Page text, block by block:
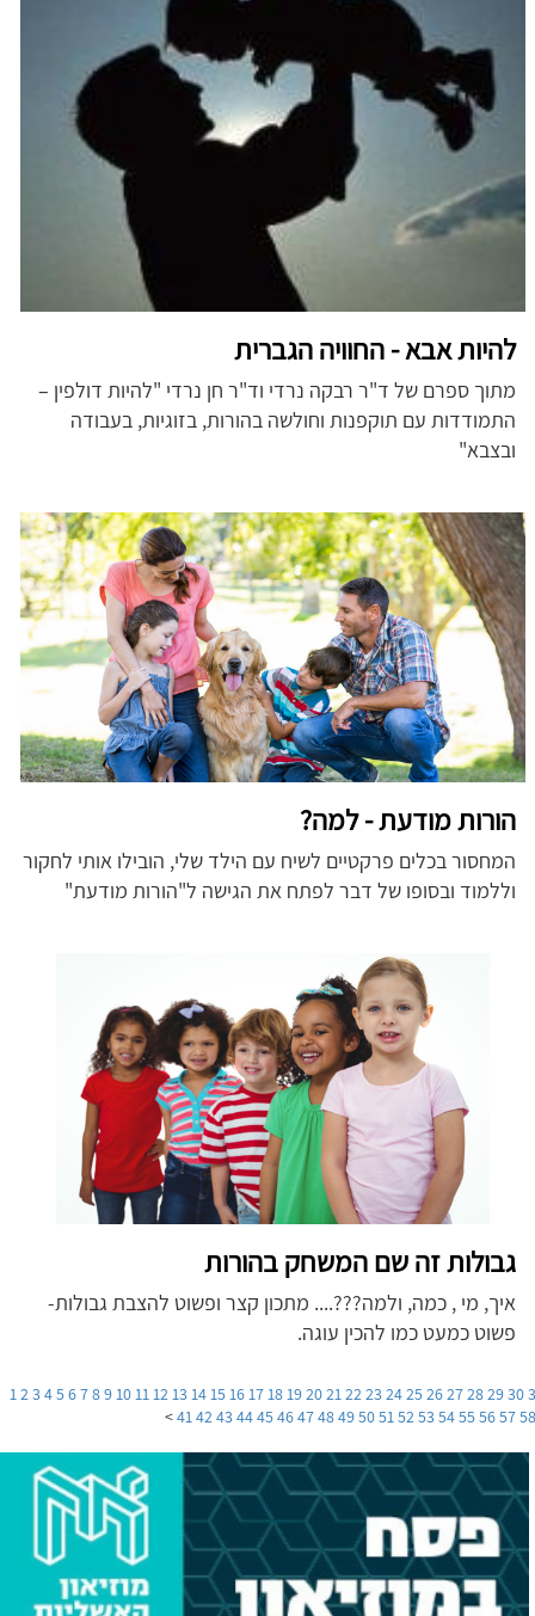
להיות אבא - החוויה הגברית
מתוך ספרם של ד"ר רבקה נרדי וד"ר חן נרדי "להיות דולפין –
התמודדות עם תוקפנות וחולשה בהורות, בזוגיות, בעבודה
ובצבא"
הורות מודעת - למה?
המחסור בכלים פרקטיים לשיח עם הילד שלי, הובילו אותי לחקור
וללמוד ובסופו של דבר לפתח את הגישה ל"הורות מודעת"
גבולות זה שם המשחק בהורות
איך, מי , כמה, ולמה???.... מתכון קצר ופשוט להצבת גבולות-
פשוט כמעט כמו להכין עוגה.
123456789101112131415161718192021222324252627282930
414243444546474849505152535455565758
>